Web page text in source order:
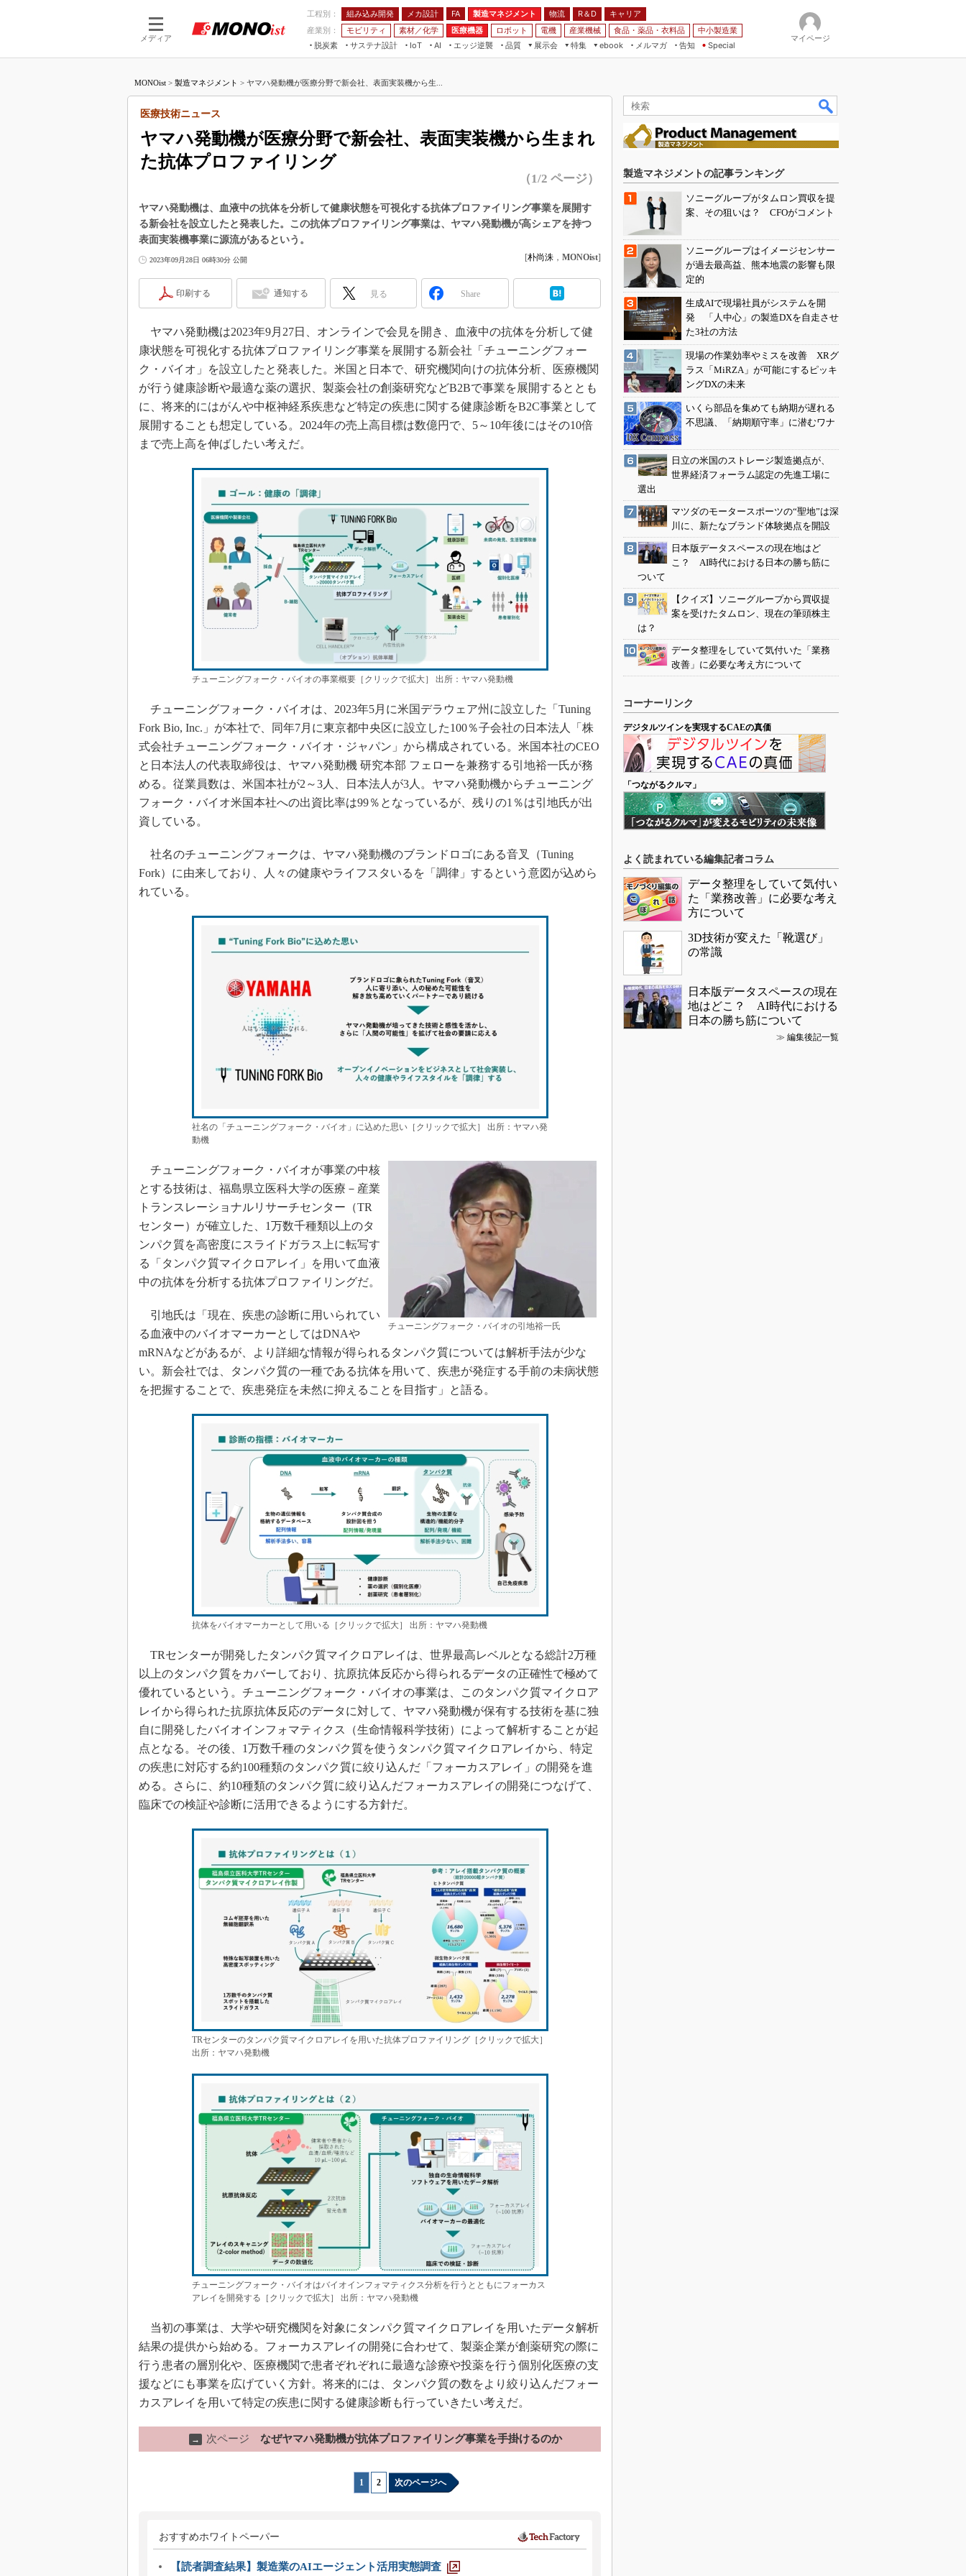
メディア
工程別： 組み込み開発 メカ設計 FA 製造マネジメント 物流 R＆D
キャリア
産業別：
モビリティ 素材／化学 医療機器 ロボット 電機 産業機械 食品・薬品・衣料品
中小製造業
脱炭素
サステナ設計
IoT
つながる工場
AI
AI×設備保全
エッジ逆襲 品質
展示会
JIMTOF
IIFES
TECHNO-FRONTIER
人テク展
日本ものづくりワールド
産業オープンネット展
特集
つながるクルマ
VR／AR
組み込みモデリング
3Dプリンタ
デジタルツインとCAE
S＆OP
インダストリー4.0
イノベーション
知財マネジメント
海外生産
グローバル設計・開発
制御セキュリティ
新型コロナへの対応
ebook
FA
メルマガ
告知 Special
マイページ
MONOist > 製造マネジメント > ヤマハ発動機が医療分野で新会社、表面実装機から生...
ヤマハ発動機が医療分野で新会社、表面実装機から生まれ
た抗体プロファイリング
医療技術ニュース
（1/2 ページ）
ヤマハ発動機は、血液中の抗体を分析して健康状態を可視化する抗体プロファイリング事業を展開す
る新会社を設立したと発表した。この抗体プロファイリング事業は、ヤマハ発動機が高シェアを持つ
表面実装機事業に源流があるという。
2023年09月28日 06時30分 公開 [朴尚洙 ， MONOist]
印刷する 通知する 見る Share
ヤマハ発動機は2023年9月27日、オンラインで会見を開き、血液中の抗体を分析して健
康状態を可視化する抗体プロファイリング事業を展開する新会社「チューニングフォー
ク・バイオ」を設立したと発表した。米国と日本で、研究機関向けの抗体分析、医療機関
が行う健康診断や最適な薬の選択、製薬会社の創薬研究などB2Bで事業を展開するととも
に、将来的にはがんや中枢神経系疾患など特定の疾患に関する健康診断をB2C事業として
展開することも想定している。2024年の売上高目標は数億円で、5～10年後にはその10倍
まで売上高を伸ばしたい考えだ。
チューニングフォーク・バイオの事業概要［クリックで拡大］ 出所：ヤマハ発動機
チューニングフォーク・バイオは、2023年5月に米国デラウェア州に設立した「Tuning
Fork Bio, Inc.」が本社で、同年7月に東京都中央区に設立した100％子会社の日本法人「株
式会社チューニングフォーク・バイオ・ジャパン」から構成されている。米国本社のCEO
と日本法人の代表取締役は、ヤマハ発動機 研究本部 フェローを兼務する引地裕一氏が務
める。従業員数は、米国本社が2～3人、日本法人が3人。ヤマハ発動機からチューニング
フォーク・バイオ米国本社への出資比率は99％となっているが、残りの1％は引地氏が出
資している。
社名のチューニングフォークは、ヤマハ発動機のブランドロゴにある音叉（Tuning
Fork）に由来しており、人々の健康やライフスタいるを「調律」するという意図が込めら
れている。
社名の「チューニングフォーク・バイオ」に込めた思い［クリックで拡大］ 出所：ヤマハ発
動機
チューニングフォーク・バイオの引地裕一氏
チューニングフォーク・バイオが事業の中核
とする技術は、福島県立医科大学の医療－産業
トランスレーショナルリサーチセンター（TR
センター）が確立した、1万数千種類以上のタ
ンパク質を高密度にスライドガラス上に転写す
る「タンパク質マイクロアレイ」を用いて血液
中の抗体を分析する抗体プロファイリングだ。
引地氏は「現在、疾患の診断に用いられてい
る血液中のバイオマーカーとしてはDNAや
mRNAなどがあるが、より詳細な情報が得られるタンパク質については解析手法が少な
い。新会社では、タンパク質の一種である抗体を用いて、疾患が発症する手前の未病状態
を把握することで、疾患発症を未然に抑えることを目指す」と語る。
抗体をバイオマーカーとして用いる［クリックで拡大］ 出所：ヤマハ発動機
TRセンターが開発したタンパク質マイクロアレイは、世界最高レベルとなる総計2万種
以上のタンパク質をカバーしており、抗原抗体反応から得られるデータの正確性で極めて
優れているという。チューニングフォーク・バイオの事業は、このタンパク質マイクロア
レイから得られた抗原抗体反応のデータに対して、ヤマハ発動機が保有する技術を基に独
自に開発したバイオインフォマティクス（生命情報科学技術）によって解析することが起
点となる。その後、1万数千種のタンパク質を使うタンパク質マイクロアレイから、特定
の疾患に対応する約100種類のタンパク質に絞り込んだ「フォーカスアレイ」の開発を進
める。さらに、約10種類のタンパク質に絞り込んだフォーカスアレイの開発につなげて、
臨床での検証や診断に活用できるようにする方針だ。
TRセンターのタンパク質マイクロアレイを用いた抗体プロファイリング［クリックで拡大］
出所：ヤマハ発動機
チューニングフォーク・バイオはバイオインフォマティクス分析を行うとともにフォーカス
アレイを開発する［クリックで拡大］ 出所：ヤマハ発動機
当初の事業は、大学や研究機関を対象にタンパク質マイクロアレイを用いたデータ解析
結果の提供から始める。フォーカスアレイの開発に合わせて、製薬企業が創薬研究の際に
行う患者の層別化や、医療機関で患者ぞれぞれに最適な診療や投薬を行う個別化医療の支
援などにも事業を広げていく方針。将来的には、タンパク質の数をより絞り込んだフォー
カスアレイを用いて特定の疾患に関する健康診断も行っていきたい考えだ。
→ 次ページ なぜヤマハ発動機が抗体プロファイリング事業を手掛けるのか
1 2 次のページへ
おすすめホワイトペーパー
【読者調査結果】製造業のAIエージェント活用実態調査
製造マネジメントの記事ランキング
ソニーグループがタムロン買収を提
案、その狙いは？ CFOがコメント
ソニーグループはイメージセンサー
が過去最高益、熊本地震の影響も限
定的
生成AIで現場社員がシステムを開
発 「人中心」の製造DXを自走させ
た3社の方法
現場の作業効率やミスを改善 XRグ
ラス「MiRZA」が可能にするピッキ
ングDXの未来
いくら部品を集めても納期が遅れる
不思議、「納期順守率」に潜むワナ
日立の米国のストレージ製造拠点が、
世界経済フォーラム認定の先進工場に
選出
マツダのモータースポーツの“聖地”は深
川に、新たなブランド体験拠点を開設
日本版データスペースの現在地はど
こ？ AI時代における日本の勝ち筋に
ついて
【クイズ】ソニーグループから買収提
案を受けたタムロン、現在の筆頭株主
は？
データ整理をしていて気付いた「業務
改善」に必要な考え方について
コーナーリンク
デジタルツインを実現するCAEの真価
「つながるクルマ」
よく読まれている編集記者コラム
データ整理をしていて気付い
た「業務改善」に必要な考え
方について
3D技術が変えた「靴選び」
の常識
日本版データスペースの現在
地はどこ？ AI時代における
日本の勝ち筋について
≫ 編集後記一覧